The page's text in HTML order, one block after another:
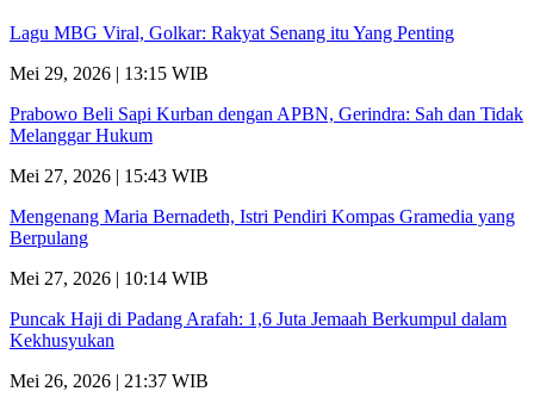
Lagu MBG Viral, Golkar: Rakyat Senang itu Yang Penting
Mei 29, 2026 | 13:15 WIB
Prabowo Beli Sapi Kurban dengan APBN, Gerindra: Sah dan Tidak
Melanggar Hukum
Mei 27, 2026 | 15:43 WIB
Mengenang Maria Bernadeth, Istri Pendiri Kompas Gramedia yang
Berpulang
Mei 27, 2026 | 10:14 WIB
Puncak Haji di Padang Arafah: 1,6 Juta Jemaah Berkumpul dalam
Kekhusyukan
Mei 26, 2026 | 21:37 WIB